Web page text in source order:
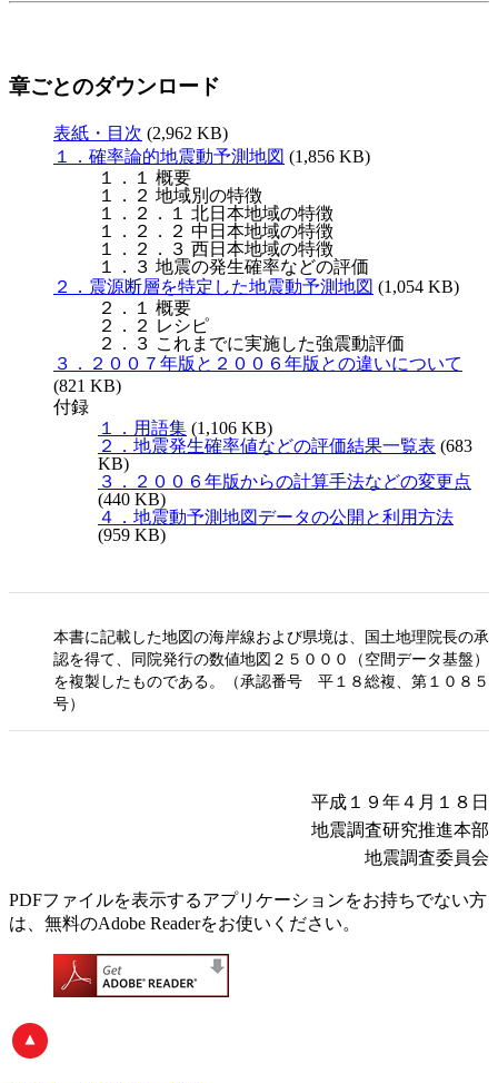
章ごとのダウンロード
表紙・目次 (2,962 KB)
１．確率論的地震動予測地図 (1,856 KB)
１．１ 概要
１．２ 地域別の特徴
１．２．１ 北日本地域の特徴
１．２．２ 中日本地域の特徴
１．２．３ 西日本地域の特徴
１．３ 地震の発生確率などの評価
２．震源断層を特定した地震動予測地図 (1,054 KB)
２．１ 概要
２．２ レシピ
２．３ これまでに実施した強震動評価
３．２００７年版と２００６年版との違いについて
(821 KB)
付録
１．用語集 (1,106 KB)
２．地震発生確率値などの評価結果一覧表 (683
KB)
３．２００６年版からの計算手法などの変更点
(440 KB)
４．地震動予測地図データの公開と利用方法
(959 KB)
本書に記載した地図の海岸線および県境は、国土地理院長の承
認を得て、同院発行の数値地図２５０００（空間データ基盤）
を複製したものである。（承認番号 平１８総複、第１０８５
号）
平成１９年４月１８日
地震調査研究推進本部
地震調査委員会
PDFファイルを表示するアプリケーションをお持ちでない方
は、無料のAdobe Readerをお使いください。